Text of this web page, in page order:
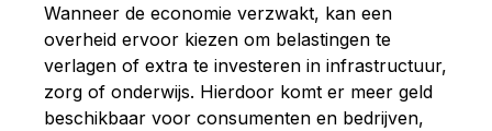
Wanneer de economie verzwakt, kan een
overheid ervoor kiezen om belastingen te
verlagen of extra te investeren in infrastructuur,
zorg of onderwijs. Hierdoor komt er meer geld
beschikbaar voor consumenten en bedrijven,